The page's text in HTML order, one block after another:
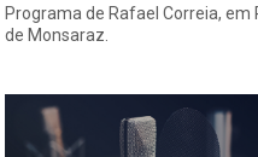
Programa de Rafael Correia, em
de Monsaraz.